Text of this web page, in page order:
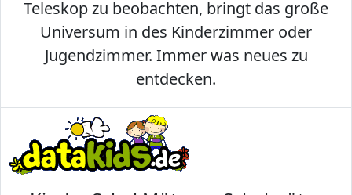
Teleskop zu beobachten, bringt das große
Universum in des Kinderzimmer oder
Jugendzimmer. Immer was neues zu
entdecken.